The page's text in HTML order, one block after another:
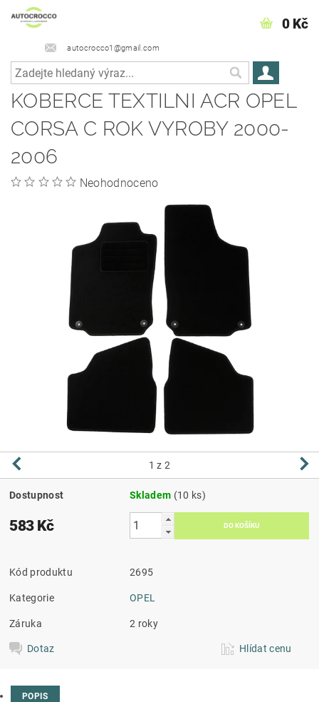
autocrocco1@gmail.com
0 Kč
KOBERCE TEXTILNI ACR OPEL
CORSA C ROK VYROBY 2000-
2006
Neohodnoceno
1 z 2
Dostupnost Skladem (10 ks)
583 Kč
Kód produktu 2695
Kategorie OPEL
Záruka 2 roky
Dotaz Hlídat cenu
POPIS